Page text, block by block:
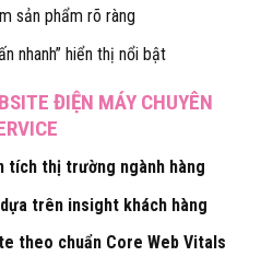
sản phẩm rõ ràng
nhanh” hiển thị nổi bật
ĐIỆN MÁY CHUYÊN
tích thị trường ngành hàng
trên insight khách hàng
theo chuẩn Core Web Vitals